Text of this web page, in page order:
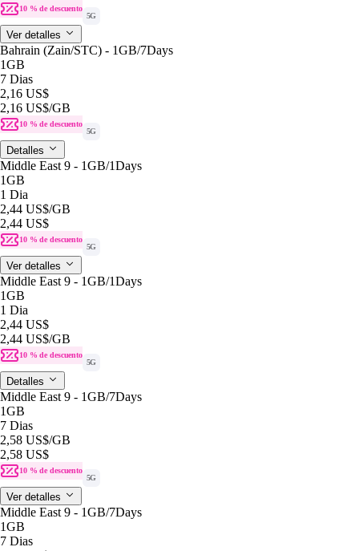
10 % de descuento
5G
Ver detalles
Bahrain (Zain/STC) - 1GB/7Days
1GB
7 Dias
2,16 US$
2,16 US$/GB
10 % de descuento
5G
Detalles
Middle East 9 - 1GB/1Days
1GB
1 Dia
2,44 US$/GB
2,44 US$
10 % de descuento
5G
Ver detalles
Middle East 9 - 1GB/1Days
1GB
1 Dia
2,44 US$
2,44 US$/GB
10 % de descuento
5G
Detalles
Middle East 9 - 1GB/7Days
1GB
7 Dias
2,58 US$/GB
2,58 US$
10 % de descuento
5G
Ver detalles
Middle East 9 - 1GB/7Days
1GB
7 Dias